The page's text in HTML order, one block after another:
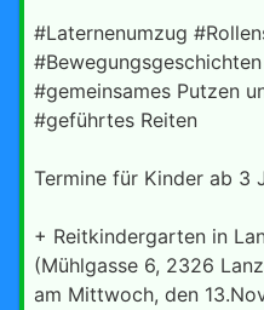
#Laternenumzug
#Bewegungsgeschichten
#gemeinsames Putzen
#geführtes Reiten
Termine für Kinder ab 3
+ Reitkindergarten in
(Mühlgasse 6, 2326
am Mittwoch, den